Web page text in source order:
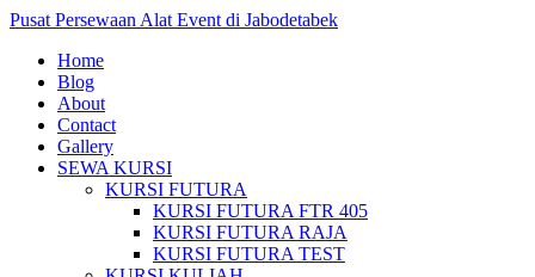
Pusat Persewaan Alat Event di Jabodetabek
Home
Blog
About
Contact
Gallery
SEWA KURSI
KURSI FUTURA
KURSI FUTURA FTR 405
KURSI FUTURA RAJA
KURSI FUTURA TEST